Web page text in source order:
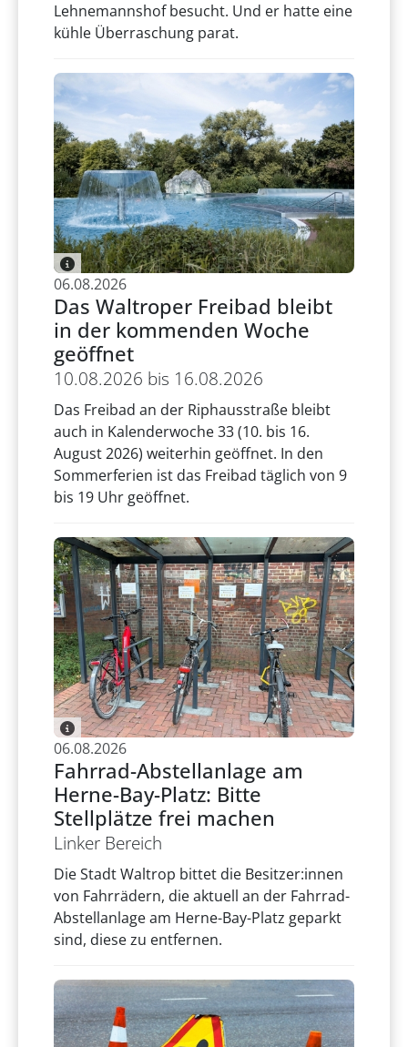
Lehnemannshof besucht. Und er hatte eine
kühle Überraschung parat.
06.08.2026
Das Waltroper Freibad bleibt
in der kommenden Woche
geöffnet
10.08.2026 bis 16.08.2026
Das Freibad an der Riphausstraße bleibt
auch in Kalenderwoche 33 (10. bis 16.
August 2026) weiterhin geöffnet. In den
Sommerferien ist das Freibad täglich von 9
bis 19 Uhr geöffnet.
06.08.2026
Fahrrad-Abstellanlage am
Herne-Bay-Platz: Bitte
Stellplätze frei machen
Linker Bereich
Die Stadt Waltrop bittet die Besitzer:innen
von Fahrrädern, die aktuell an der Fahrrad-
Abstellanlage am Herne-Bay-Platz geparkt
sind, diese zu entfernen.